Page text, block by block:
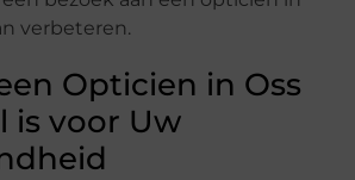
verbeteren.
Opticien in Oss
is voor Uw